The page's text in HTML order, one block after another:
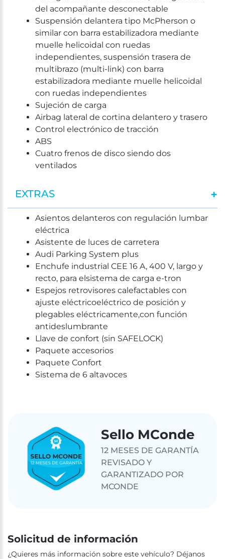
del acompañante desconectable
Suspensión delantera tipo McPherson o
similar con barra estabilizadora mediante
muelle helicoidal con ruedas
independientes, suspensión trasera de
multibrazo (multi-link) con barra
estabilizadora mediante muelle helicoidal
con ruedas independientes
Sujeción de carga
Airbag lateral de cortina delantero y trasero
Control electrónico de tracción
ABS
Cuatro frenos de disco siendo dos
ventilados
EXTRAS
Asientos delanteros con regulación lumbar
eléctrica
Asistente de luces de carretera
Audi Parking System plus
Enchufe industrial CEE 16 A, 400 V, largo y
recto, para elsistema de carga e-tron
Espejos retrovisores calefactables con
ajuste eléctricoeléctrico de posición y
plegables eléctricamente,con función
antideslumbrante
Llave de confort (sin SAFELOCK)
Paquete accesorios
Paquete Confort
Sistema de 6 altavoces
Sello MConde
12 MESES DE GARANTÍA
REVISADO Y
GARANTIZADO POR
MCONDE
Solicitud de información
¿Quieres más información sobre este vehículo? Déjanos